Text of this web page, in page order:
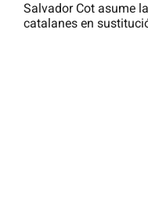
Salvador Cot asume
catalanes en